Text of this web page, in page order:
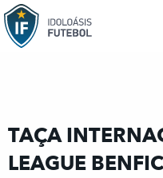
TAÇA
LEAGUE